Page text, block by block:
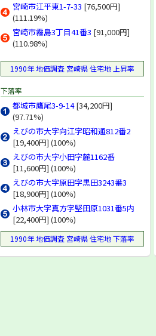
宮崎市江平東1-7-33 [76,500円]
(111.19%)
宮崎市霧島3丁目41番3 [91,000円]
(110.98%)
1990年 地価調査 宮崎県 住宅地 上昇率
下落率
都城市鷹尾3-9-14[34,200円]
(97.71%)
えびの市大字向江字昭和通812番2
[19,400円] (100%)
えびの市大字小田字麓1162番
[11,600円] (100%)
えびの市大字原田字黒田3243番3
[18,900円] (100%)
小林市大字真方字堅田原1031番5内
[22,400円] (100%)
1990年 地価調査 宮崎県 住宅地 下落率